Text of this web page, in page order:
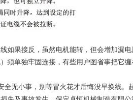
如果接反，虽然电机能转，但会增加漏
须单独牢固连接，有些用户图省事把它
无小事，别等冒火花才后悔没早换线。